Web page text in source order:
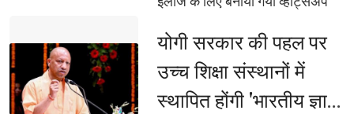
से होगी देशभक्ति के गीतों की संगीतमय
प्रस्तुति
हैमरेज, 43 अतिगंभीर एनिमिया व 19
एक्लम्पसिया के मरीज बचाए गए अब
आसपास के जिलों के हाईरिस्क मरीजों
योगी सरकार की पहल पर
उच्च शिक्षा संस्थानों में
स्थापित होंगी 'भारतीय ज्ञान